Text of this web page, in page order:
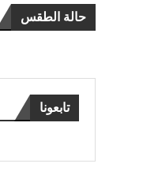
حالة الطقس
تابعونا